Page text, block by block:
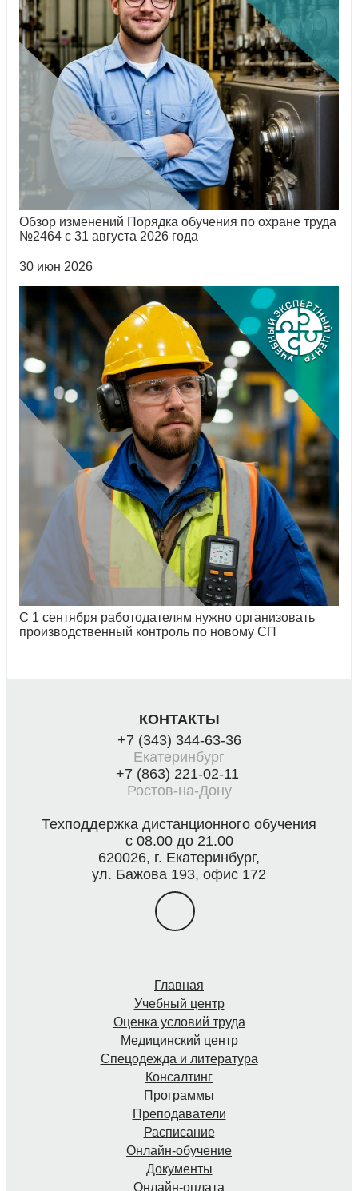
Обзор изменений Порядка обучения по охране труда
№2464 с 31 августа 2026 года
30 июн 2026
С 1 сентября работодателям нужно организовать
производственный контроль по новому СП
КОНТАКТЫ
+7 (343) 344-63-36
Екатеринбург
+7 (863) 221-02-11
Ростов-на-Дону
Техподдержка дистанционного обучения
с 08.00 до 21.00
620026, г. Екатеринбург,
ул. Бажова 193, офис 172
Главная
Учебный центр
Оценка условий труда
Медицинский центр
Спецодежда и литература
Консалтинг
Программы
Преподаватели
Расписание
Онлайн-обучение
Документы
Онлайн-оплата